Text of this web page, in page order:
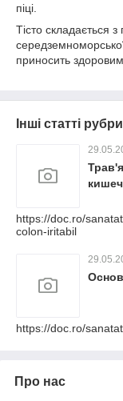
піці.
Тісто складається з
приносить здоровим.
Інші статті
https://doc.ro/
colon-iritabil
https://doc.ro/
Про нас